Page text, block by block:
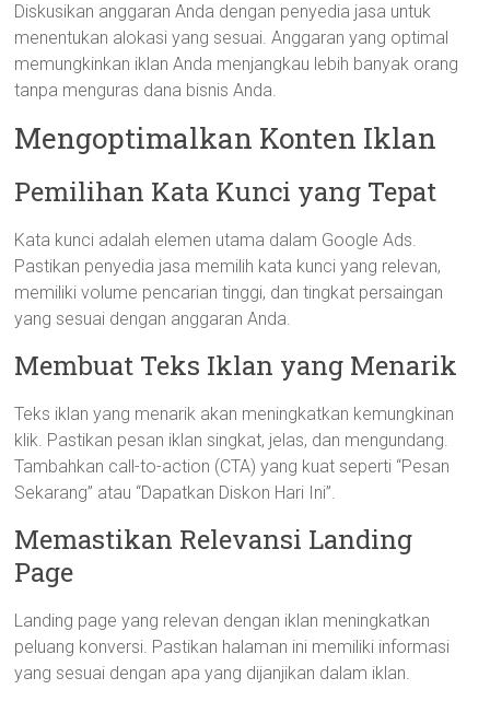
Diskusikan anggaran Anda dengan penyedia jasa untuk
menentukan alokasi yang sesuai. Anggaran yang optimal
memungkinkan iklan Anda menjangkau lebih banyak orang
tanpa menguras dana bisnis Anda.
Mengoptimalkan Konten Iklan
Pemilihan Kata Kunci yang Tepat
Kata kunci adalah elemen utama dalam Google Ads.
Pastikan penyedia jasa memilih kata kunci yang relevan,
memiliki volume pencarian tinggi, dan tingkat persaingan
yang sesuai dengan anggaran Anda.
Membuat Teks Iklan yang Menarik
Teks iklan yang menarik akan meningkatkan kemungkinan
klik. Pastikan pesan iklan singkat, jelas, dan mengundang.
Tambahkan call-to-action (CTA) yang kuat seperti “Pesan
Sekarang” atau “Dapatkan Diskon Hari Ini”.
Memastikan Relevansi Landing
Page
Landing page yang relevan dengan iklan meningkatkan
peluang konversi. Pastikan halaman ini memiliki informasi
yang sesuai dengan apa yang dijanjikan dalam iklan.